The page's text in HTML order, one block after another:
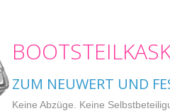
ZUM NEUWERT UND
Keine Abzüge. Keine